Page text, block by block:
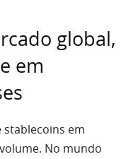
global,
em
em
No mundo